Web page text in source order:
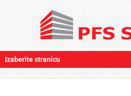
Izaberite stranicu